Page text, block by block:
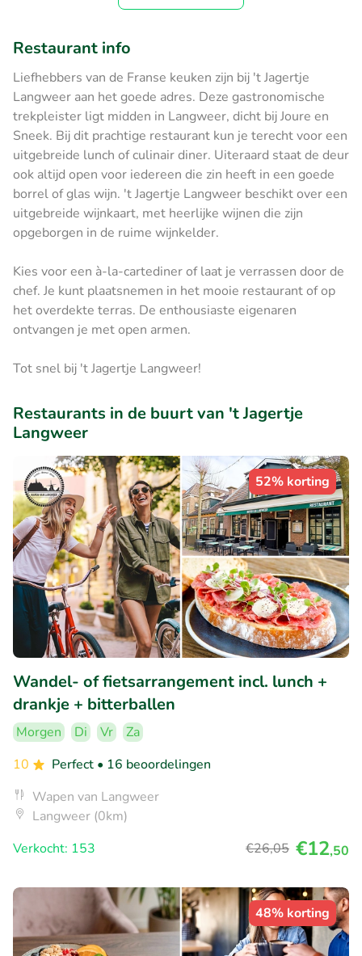
Restaurant info
Liefhebbers van de Franse keuken zijn bij 't Jagertje
Langweer aan het goede adres. Deze gastronomische
trekpleister ligt midden in Langweer, dicht bij Joure en
Sneek. Bij dit prachtige restaurant kun je terecht voor een
uitgebreide lunch of culinair diner. Uiteraard staat de deur
ook altijd open voor iedereen die zin heeft in een goede
borrel of glas wijn. 't Jagertje Langweer beschikt over een
uitgebreide wijnkaart, met heerlijke wijnen die zijn
opgeborgen in de ruime wijnkelder.
Kies voor een à-la-cartediner of laat je verrassen door de
chef. Je kunt plaatsnemen in het mooie restaurant of op
het overdekte terras. De enthousiaste eigenaren
ontvangen je met open armen.
Tot snel bij 't Jagertje Langweer!
Restaurants in de buurt van 't Jagertje
Langweer
52% korting
Wandel- of fietsarrangement incl. lunch +
drankje + bitterballen
Morgen Di Vr
Za
10
Perfect • 16 beoordelingen
Wapen van Langweer
Langweer (0km)
Verkocht: 153
€26,05 €12,50
48% korting